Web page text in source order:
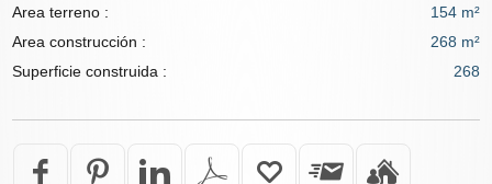
Area terreno :
154 m²
Area construcción :
268 m²
Superficie construida :
268